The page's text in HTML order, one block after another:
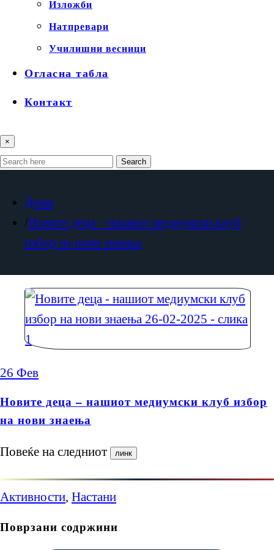
Изложби
Натпревари
Училишни весници
Огласна табла
Контакт
×
Search
Дома
Новите деца – нашиот медиумски клуб
избор на нови знаења
26 Фев
Новите деца – нашиот медиумски клуб избор
на нови знаења
Повеќе на следниот
Активности, Настани
Поврзани содржини